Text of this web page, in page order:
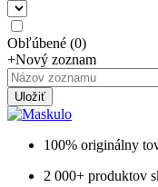
Obľúbené (0)
+Nový zoznam
Uložiť
100% originálny
2 000+ produktov